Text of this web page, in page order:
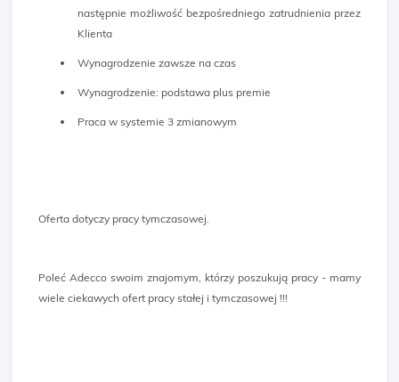
następnie możliwość bezpośredniego zatrudnienia przez
Klienta
Wynagrodzenie zawsze na czas
Wynagrodzenie: podstawa plus premie
Praca w systemie 3 zmianowym
Oferta dotyczy pracy tymczasowej.
Poleć Adecco swoim znajomym, którzy poszukują pracy - mamy
wiele ciekawych ofert pracy stałej i tymczasowej !!!